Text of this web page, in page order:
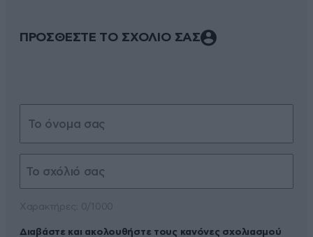
ΠΡΟΣΘΕΣΤΕ ΤΟ ΣΧΟΛΙΟ ΣΑΣ
Διαβάστε και ακολουθήστε τους κανόνες σχολιασμού